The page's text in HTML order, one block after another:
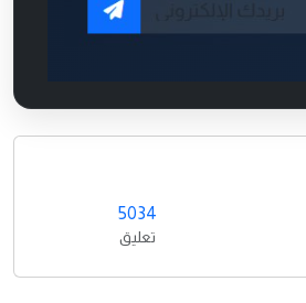
5034
تعليق